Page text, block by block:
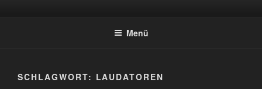
InhaltATSCHEBÄREBACH
Mit viel Spaß, Humor und Sarkasmus
Menü
SCHLAGWORT: LAUDATOREN